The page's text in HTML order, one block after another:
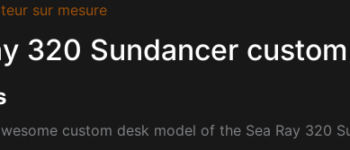
sur mesure
320 Sundancer
custom desk model of the Sea Ray 320